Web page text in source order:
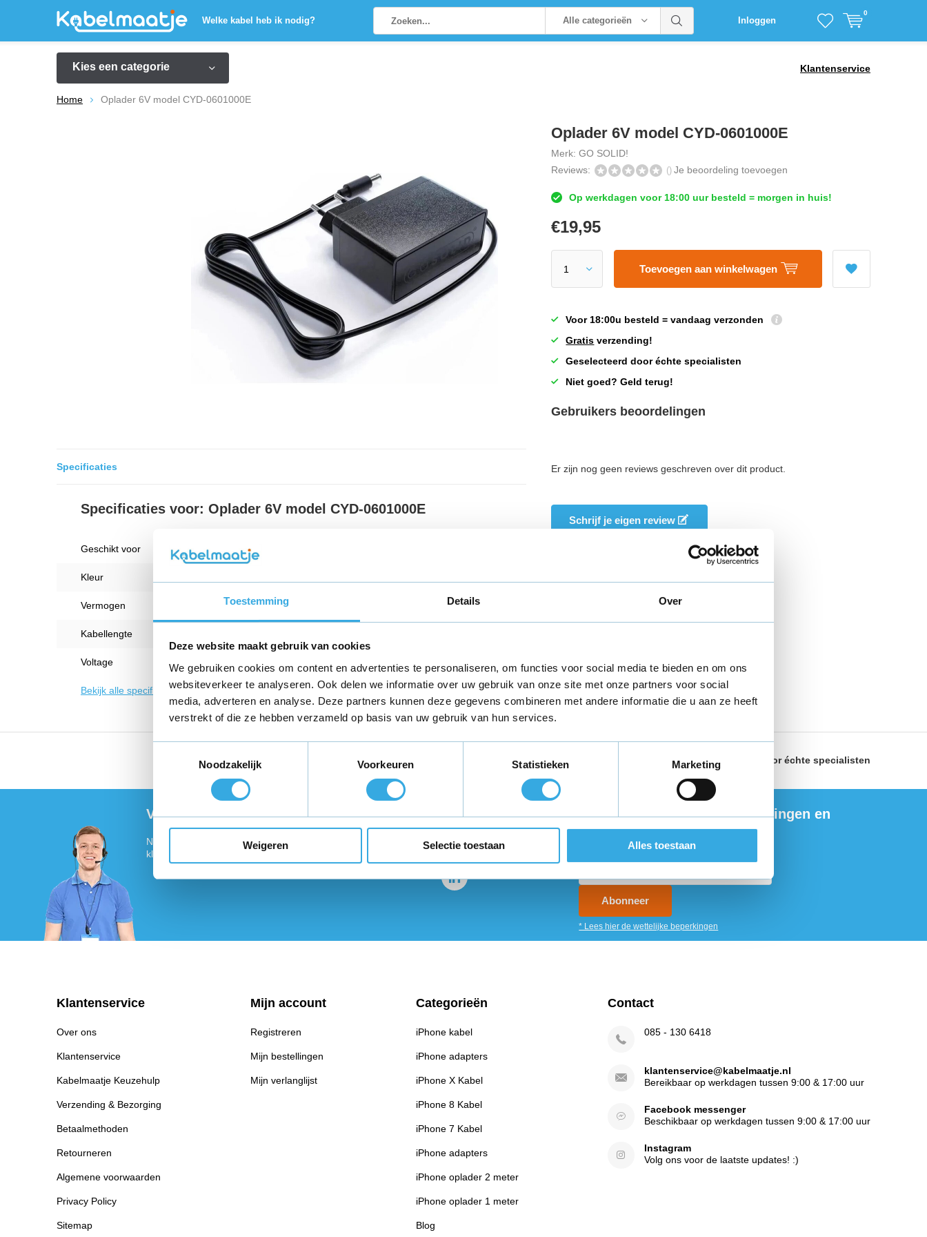
Toestemming Details Over
Deze website maakt gebruik van cookies
We gebruiken cookies om content en advertenties te personaliseren, om functies voor social media te bieden en om ons
websiteverkeer te analyseren. Ook delen we informatie over uw gebruik van onze site met onze partners voor social
media, adverteren en analyse. Deze partners kunnen deze gegevens combineren met andere informatie die u aan ze heeft
verstrekt of die ze hebben verzameld op basis van uw gebruik van hun services.
Noodzakelijk
Voorkeuren Statistieken Marketing
Weigeren Selectie toestaan Alles toestaan
Welke kabel heb ik nodig? Alle categorieën Inloggen
0
Kies een categorie Klantenservice
Home Oplader 6V model CYD-0601000E
Specificaties
Specificaties voor: Oplader 6V model CYD-0601000E
Geschikt voor
Kleur
Vermogen 12 W
Kabellengte
Voltage
Bekijk alle specificaties
Oplader 6V model CYD-0601000E
Merk:GO SOLID!
Reviews:
() Je beoordeling toevoegen
Op werkdagen voor 18:00 uur besteld = morgen in huis!
€19,95
Toevoegen aan winkelwagen
Voor 18:00u besteld = vandaag verzonden
Gratis verzending!
Geselecteerd door échte specialisten
Niet goed? Geld terug!
Gebruikers beoordelingen
Er zijn nog geen reviews geschreven over dit product.
Schrijf je eigen review
Vandaag voor 18:00 besteld, morgen in huis Gratis verzending binnen Nederland Geselecteerd dooréchte specialisten
Vragen of meer informatie?
Neem contact met ons op! Onze klantenservice staat voor je
klaar :)
Volg ons
Ontvang de nieuwste aanbiedingen en
promoties
Abonneer
* Lees hier de wettelijke beperkingen
Klantenservice
Over ons
Klantenservice
Kabelmaatje Keuzehulp
Verzending & Bezorging
Betaalmethoden
Retourneren
Algemene voorwaarden
Privacy Policy
Sitemap
Mijn account
Registreren
Mijn bestellingen
Mijn verlanglijst
Categorieën
iPhone kabel
iPhone adapters
iPhone X Kabel
iPhone 8 Kabel
iPhone 7 Kabel
iPhone adapters
iPhone oplader 2 meter
iPhone oplader 1 meter
Blog
Contact
085 - 130 6418
klantenservice@kabelmaatje.nl
Bereikbaar op werkdagen tussen 9:00 & 17:00 uur
Facebook messenger
Beschikbaar op werkdagen tussen 9:00 & 17:00 uur
Instagram
Volg ons voor de laatste updates! :)